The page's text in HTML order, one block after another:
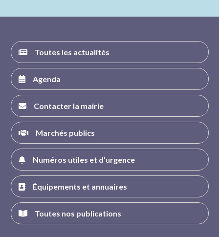
Toutes les actualités
Agenda
Contacter la mairie
Marchés publics
Numéros utiles et d'urgence
Équipements et annuaires
Toutes nos publications